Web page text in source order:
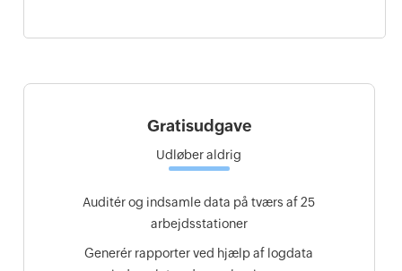
Gratisudgave
Udløber aldrig
Auditér og indsamle data på tværs af 25
arbejdsstationer
Generér rapporter ved hjælp af logdata